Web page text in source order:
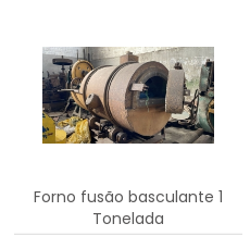
Forno fusão basculante 1
Tonelada